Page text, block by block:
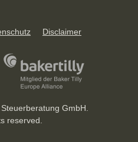
Disclaimer
GmbH.
reserved.